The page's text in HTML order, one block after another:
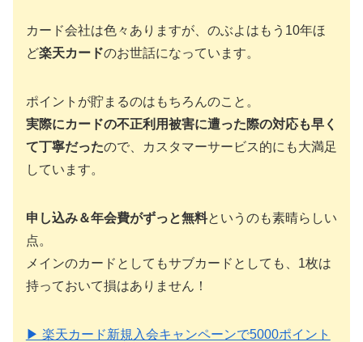
カード会社は色々ありますが、のぶよはもう10年ほ
ど楽天カードのお世話になっています。
ポイントが貯まるのはもちろんのこと。
実際にカードの不正利用被害に遭った際の対応も早く
て丁寧だったので、カスタマーサービス的にも大満足
しています。
申し込み＆年会費がずっと無料というのも素晴らしい
点。
メインのカードとしてもサブカードとしても、1枚は
持っておいて損はありません！
▶ 楽天カード新規入会キャンペーンで5000ポイント